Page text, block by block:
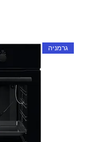
גרמניה